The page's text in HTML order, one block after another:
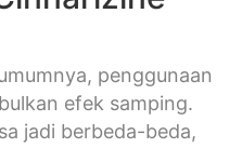
penggunaan
efek samping.
jadi berbeda-beda,